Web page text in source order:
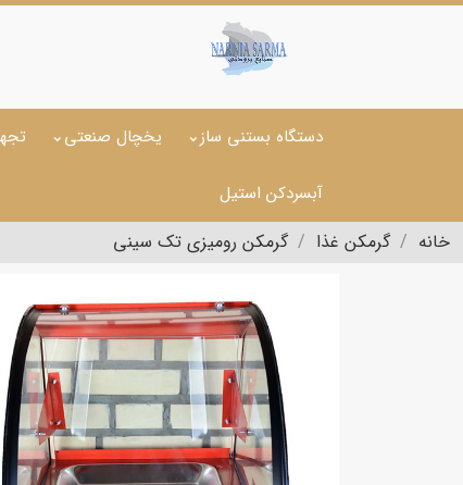
دستگاه بستنی ساز یخچال صنعتی
آبسردکن استیل
خانه گرمکن غذا گرمکن رومیزی تک سینی